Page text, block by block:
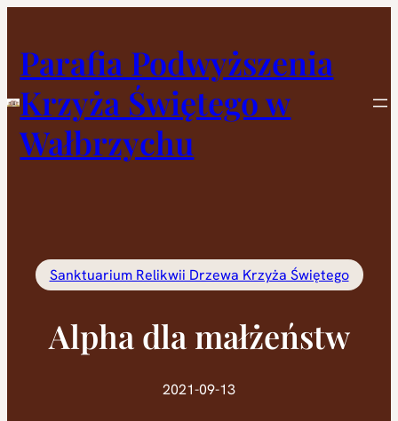
treści
Parafia Podwyższenia
Krzyża Świętego w
Wałbrzychu
Sanktuarium Relikwii Drzewa Krzyża Świętego
Alpha dla małżeństw
2021-09-13